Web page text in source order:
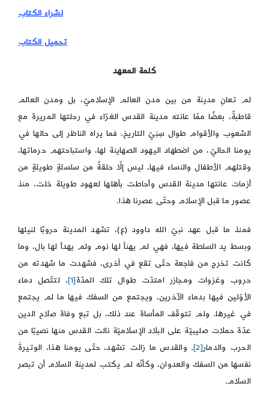
لشراء الكتاب
تحميل الكتاب
كلمة المعهد
لم تعانِ مدينة من بين مدن العالم الإسلاميّ، بل ومدن العالم
قاطبةً، بعضًا ممّا عانته مدينة القدس الغرّاء في رحلتها المريرة مع
الشعوب والأقوام طوال سِنِيّ التاريخ. فما يراه الناظر إلى حالها في
يومنا الحاليّ، من اضطهاد اليهود الصهاينة لها، واستباحتهم حرماتها،
وقتلهم الأطفال والنساء فيها، ليس إلّا حلقةً من سلسلةٍ طويلةٍ من
أزمات عانتها مدينة القدس وأحاطت بأهلها لعهود طويلة خلت، منذ
عصور ما قبل الإسلام وحتّى عصرنا هذا.
فمنذ ما قبل عهد نبيّ الله داوود (ع)، تشهد المدينة حروبًا لنيلها
وبسط يد السلطة فيها، فهي لم يهنأ لها نوم ولم يهدأ لها بال، وما
كانت تخرج من فاجعة حتّى تقع في أخرى، فشهدت ما شهدته من
حروب وغزوات ومجازر امتدّت طوال تلك المدّة[1]
، لتتّصل دماء
الأوّلين فيها بدماء الآخرين، ويجتمع من السفك فيها ما لم يجتمع
في غيرها. ولم تتوقّف المأساة عند ذلك، بل تبع وفاة صلاح الدين
عدّة حملات صليبيّة على البلاد الإسلاميّة نالت القدس منها نصيبًا من
الحرب والدمار[2]
. والقدس ما زالت تشهد، حتّى يومنا هذا، الوتيرةَ
نفسها من السفك والعدوان، وكأنّه لم يكتب لمدينة السلام أن تبصر
السلام.